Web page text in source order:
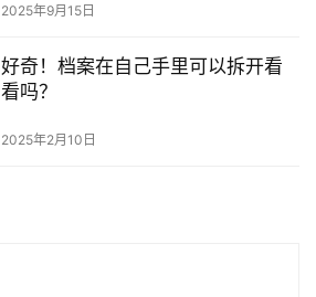
2025年9月15日
好奇！档案在自己手里可以拆开看
看吗？
2025年2月10日